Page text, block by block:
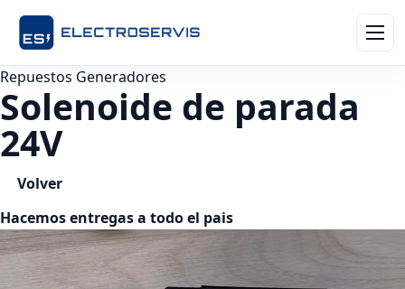
Repuestos Generadores
Solenoide de parada
24V
Volver
Hacemos entregas a todo el pais